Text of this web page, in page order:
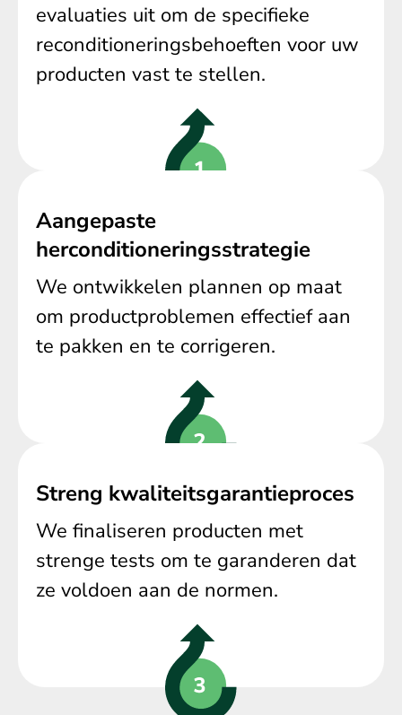
evaluaties uit om de specifieke
reconditioneringsbehoeften voor uw
producten vast te stellen.
Aangepaste
herconditioneringsstrategie
We ontwikkelen plannen op maat
om productproblemen effectief aan
te pakken en te corrigeren.
Streng kwaliteitsgarantieproces
We finaliseren producten met
strenge tests om te garanderen dat
ze voldoen aan de normen.